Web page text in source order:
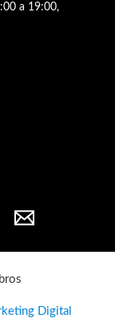
a 19:00,
Digital